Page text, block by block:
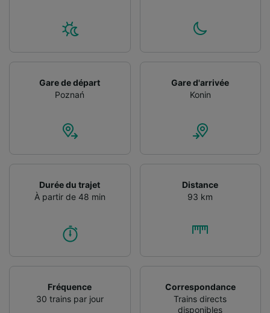
Gare de départ
Poznań
Gare d'arrivée
Konin
Durée du trajet
À partir de 48 min
Distance
93 km
Fréquence
30 trains par jour
Correspondance
Trains directs
disponibles